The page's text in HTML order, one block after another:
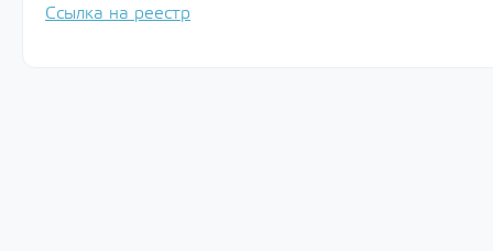
Ссылка на реестр